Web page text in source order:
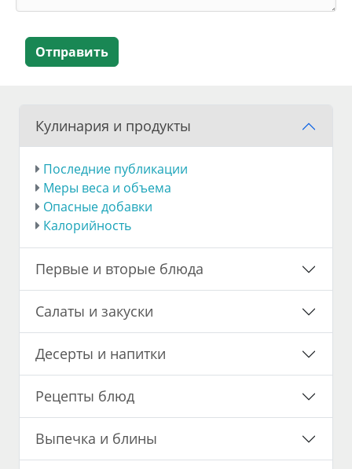
Отправить
Кулинария и продукты
Последние публикации
Меры веса и объема
Опасные добавки
Калорийность
Первые и вторые блюда
Салаты и закуски
Десерты и напитки
Рецепты блюд
Выпечка и блины